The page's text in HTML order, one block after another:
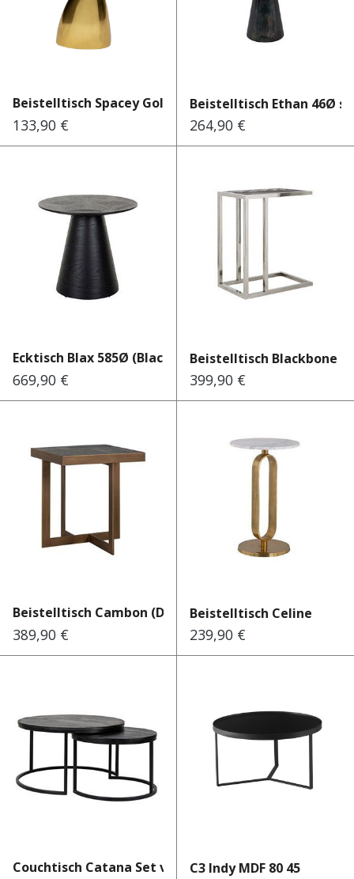
Beistelltisch Spacey Gold Ø...
Regulärer Preis:
133,90 €
Beistelltisch Ethan 46Ø
Regulärer Preis:
264,90 €
Ecktisch Blax 585Ø (Black)
Regulärer Preis:
669,90 €
Beistelltisch Blackbone
Regulärer Preis:
399,90 €
Beistelltisch Cambon (Dark...
Regulärer Preis:
389,90 €
Beistelltisch Celine
Regulärer Preis:
239,90 €
Couchtisch Catana Set von 2...C3 Indy MDF 80 45